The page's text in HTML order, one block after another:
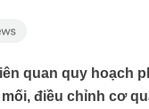
quan quy hoạch
điều chỉnh cơ